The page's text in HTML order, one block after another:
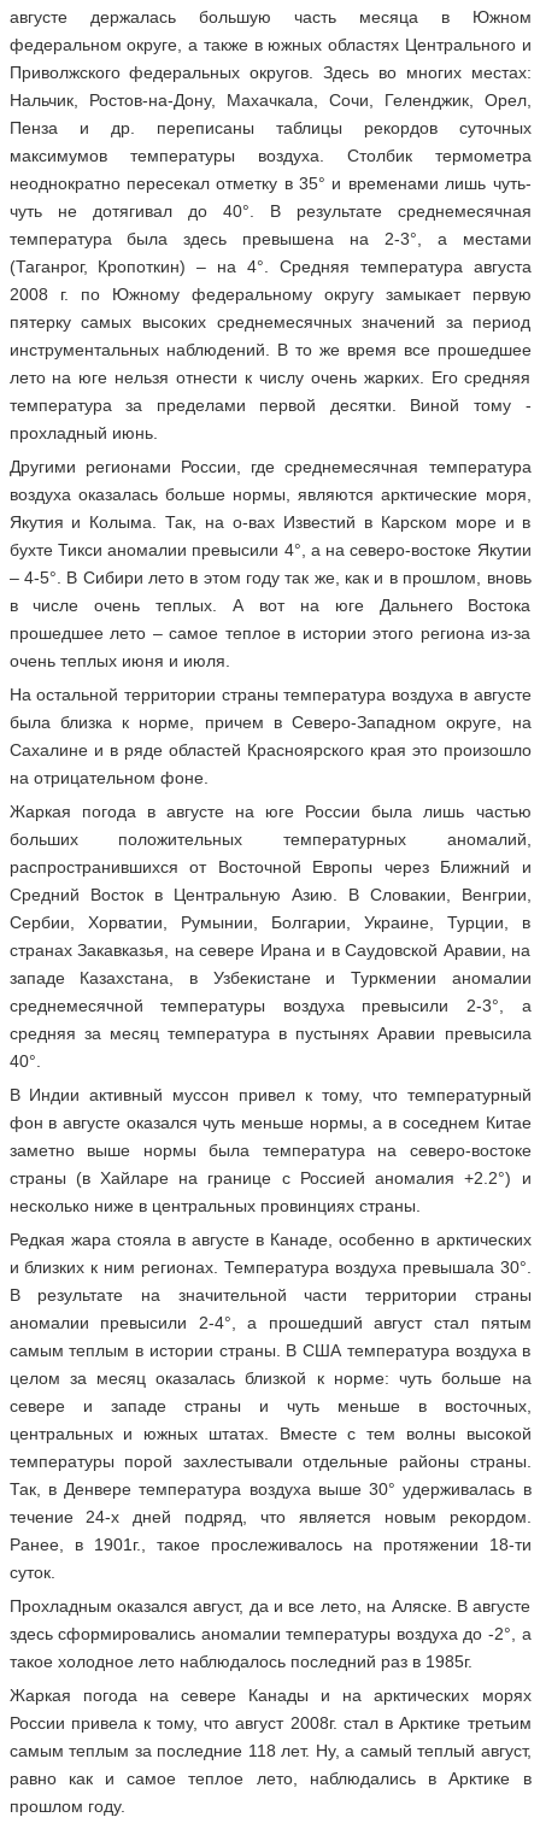
августе держалась большую часть месяца в Южном
федеральном округе, а также в южных областях Центрального и
Приволжского федеральных округов. Здесь во многих местах:
Нальчик, Ростов-на-Дону, Махачкала, Сочи, Геленджик, Орел,
Пенза и др. переписаны таблицы рекордов суточных
максимумов температуры воздуха. Столбик термометра
неоднократно пересекал отметку в 35° и временами лишь чуть-
чуть не дотягивал до 40°. В результате среднемесячная
температура была здесь превышена на 2-3°, а местами
(Таганрог, Кропоткин) – на 4°. Средняя температура августа
2008 г. по Южному федеральному округу замыкает первую
пятерку самых высоких среднемесячных значений за период
инструментальных наблюдений. В то же время все прошедшее
лето на юге нельзя отнести к числу очень жарких. Его средняя
температура за пределами первой десятки. Виной тому -
прохладный июнь.
Другими регионами России, где среднемесячная температура
воздуха оказалась больше нормы, являются арктические моря,
Якутия и Колыма. Так, на о-вах Известий в Карском море и в
бухте Тикси аномалии превысили 4°, а на северо-востоке Якутии
– 4-5°. В Сибири лето в этом году так же, как и в прошлом, вновь
в числе очень теплых. А вот на юге Дальнего Востока
прошедшее лето – самое теплое в истории этого региона из-за
очень теплых июня и июля.
На остальной территории страны температура воздуха в августе
была близка к норме, причем в Северо-Западном округе, на
Сахалине и в ряде областей Красноярского края это произошло
на отрицательном фоне.
Жаркая погода в августе на юге России была лишь частью
больших положительных температурных аномалий,
распространившихся от Восточной Европы через Ближний и
Средний Восток в Центральную Азию. В Словакии, Венгрии,
Сербии, Хорватии, Румынии, Болгарии, Украине, Турции, в
странах Закавказья, на севере Ирана и в Саудовской Аравии, на
западе Казахстана, в Узбекистане и Туркмении аномалии
среднемесячной температуры воздуха превысили 2-3°, а
средняя за месяц температура в пустынях Аравии превысила
40°.
В Индии активный муссон привел к тому, что температурный
фон в августе оказался чуть меньше нормы, а в соседнем Китае
заметно выше нормы была температура на северо-востоке
страны (в Хайларе на границе с Россией аномалия +2.2°) и
несколько ниже в центральных провинциях страны.
Редкая жара стояла в августе в Канаде, особенно в арктических
и близких к ним регионах. Температура воздуха превышала 30°.
В результате на значительной части территории страны
аномалии превысили 2-4°, а прошедший август стал пятым
самым теплым в истории страны. В США температура воздуха в
целом за месяц оказалась близкой к норме: чуть больше на
севере и западе страны и чуть меньше в восточных,
центральных и южных штатах. Вместе с тем волны высокой
температуры порой захлестывали отдельные районы страны.
Так, в Денвере температура воздуха выше 30° удерживалась в
течение 24-х дней подряд, что является новым рекордом.
Ранее, в 1901г., такое прослеживалось на протяжении 18-ти
суток.
Прохладным оказался август, да и все лето, на Аляске. В августе
здесь сформировались аномалии температуры воздуха до -2°, а
такое холодное лето наблюдалось последний раз в 1985г.
Жаркая погода на севере Канады и на арктических морях
России привела к тому, что август 2008г. стал в Арктике третьим
самым теплым за последние 118 лет. Ну, а самый теплый август,
равно как и самое теплое лето, наблюдались в Арктике в
прошлом году.